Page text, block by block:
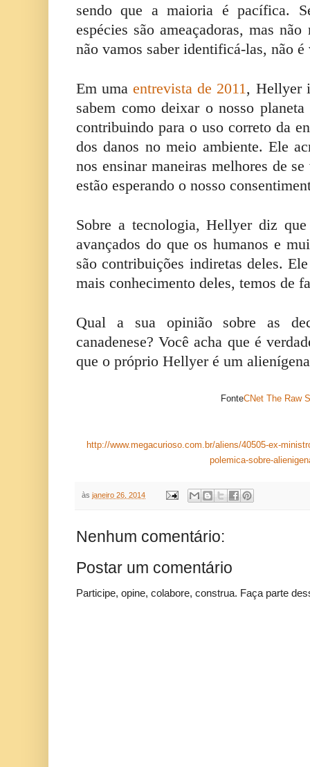
sendo que a maioria é pacífica.
espécies são ameaçadoras, mas
não vamos saber identificá-las, não é
Em umaentrevista de 2011 , Hellyer
sabem como deixar o nosso
contribuindo para o uso correto da
dos danos no meio ambiente. Ele
nos ensinar maneiras melhores de
estão esperando o nosso
Sobre a tecnologia, Hellyer diz
avançados do que os humanos e
são contribuições indiretas deles.
mais conhecimento deles, temos de
Qual a sua opinião sobre as
canadenese? Você acha que é
que o próprio Hellyer é um
FonteCNet The Raw
http://www.megacurioso.com.br/aliens/40505-ex-
polemica-sobre-
às janeiro 26, 2014
Nenhum comentário:
Postar um comentário
Participe, opine, colabore, construa. Faça parte